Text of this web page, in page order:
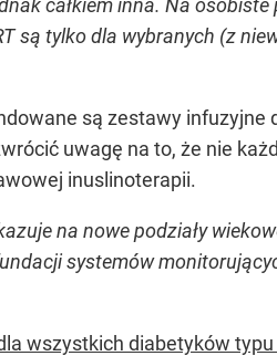
całkiem inna. Na
są tylko dla wybranych (z
są zestawy
uwagę na to, że nie
inuslinoterapii.
na nowe podziały
systemów
wszystkich diabetyków typu